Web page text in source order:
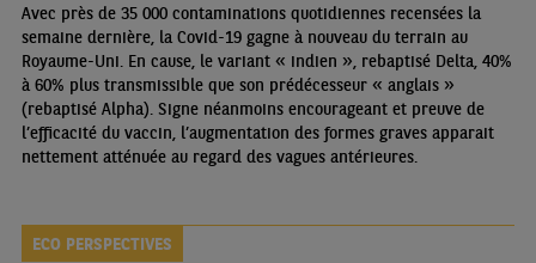
Avec près de 35 000 contaminations quotidiennes recensées la
semaine dernière, la Covid-19 gagne à nouveau du terrain au
Royaume-Uni. En cause, le variant « indien », rebaptisé Delta, 40%
à 60% plus transmissible que son prédécesseur « anglais »
(rebaptisé Alpha). Signe néanmoins encourageant et preuve de
l’efficacité du vaccin, l’augmentation des formes graves apparait
nettement atténuée au regard des vagues antérieures.
ECO PERSPECTIVES